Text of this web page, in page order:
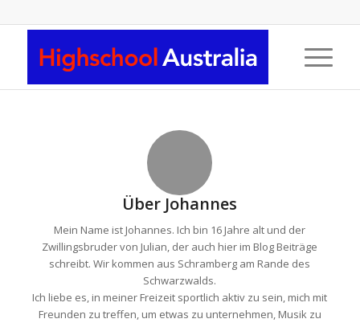
Über Johannes
Mein Name ist Johannes. Ich bin 16 Jahre alt und der
Zwillingsbruder von Julian, der auch hier im Blog Beiträge
schreibt. Wir kommen aus Schramberg am Rande des
Schwarzwalds.
Ich liebe es, in meiner Freizeit sportlich aktiv zu sein, mich mit
Freunden zu treffen, um etwas zu unternehmen, Musik zu